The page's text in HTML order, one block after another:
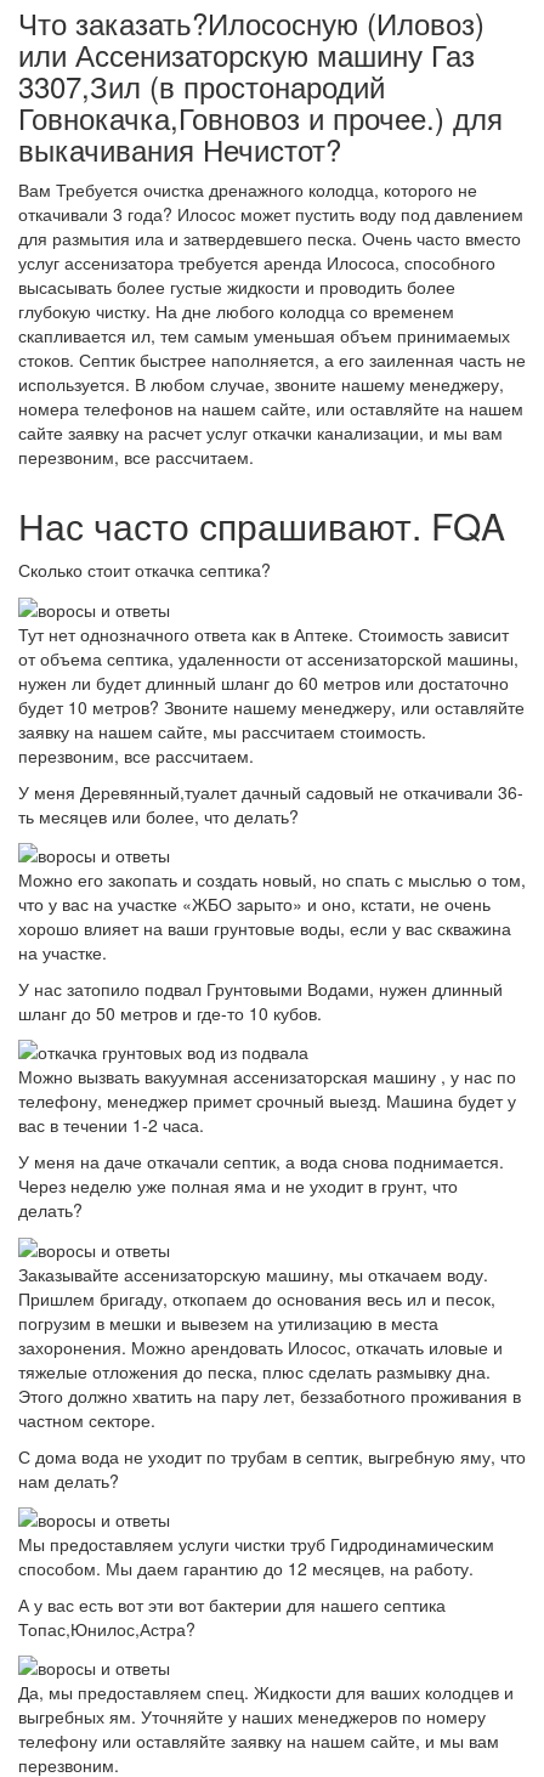
Что заказать?Илососную (Иловоз)
или Ассенизаторскую машину Газ
3307,Зил (в простонародий
Говнокачка,Говновоз и прочее.) для
выкачивания Нечистот?
Вам Требуется очистка дренажного колодца, которого не
откачивали 3 года? Илосос может пустить воду под давлением
для размытия ила и затвердевшего песка. Очень часто вместо
услуг ассенизатора требуется аренда Илососа, способного
высасывать более густые жидкости и проводить более
глубокую чистку. На дне любого колодца со временем
скапливается ил, тем самым уменьшая объем принимаемых
стоков. Септик быстрее наполняется, а его заиленная часть не
используется. В любом случае, звоните нашему менеджеру,
номера телефонов на нашем сайте, или оставляйте на нашем
сайте заявку на расчет услуг откачки канализации, и мы вам
перезвоним, все рассчитаем.
Нас часто спрашивают. FQA
Сколько стоит откачка септика?
Тут нет однозначного ответа как в Аптеке. Стоимость зависит
от объема септика, удаленности от ассенизаторской машины,
нужен ли будет длинный шланг до 60 метров или достаточно
будет 10 метров? Звоните нашему менеджеру, или оставляйте
заявку на нашем сайте, мы рассчитаем стоимость.
перезвоним, все рассчитаем.
У меня Деревянный,туалет дачный садовый не откачивали 36-
ть месяцев или более, что делать?
Можно его закопать и создать новый, но спать с мыслью о том,
что у вас на участке «ЖБО зарыто» и оно, кстати, не очень
хорошо влияет на ваши грунтовые воды, если у вас скважина
на участке.
У нас затопило подвал Грунтовыми Водами, нужен длинный
шланг до 50 метров и где-то 10 кубов.
Можно вызвать вакуумная ассенизаторская машину , у нас по
телефону, менеджер примет срочный выезд. Машина будет у
вас в течении 1-2 часа.
У меня на даче откачали септик, а вода снова поднимается.
Через неделю уже полная яма и не уходит в грунт, что
делать?
Заказывайте ассенизаторскую машину, мы откачаем воду.
Пришлем бригаду, откопаем до основания весь ил и песок,
погрузим в мешки и вывезем на утилизацию в места
захоронения. Можно арендовать Илосос, откачать иловые и
тяжелые отложения до песка, плюс сделать размывку дна.
Этого должно хватить на пару лет, беззаботного проживания в
частном секторе.
С дома вода не уходит по трубам в септик, выгребную яму, что
нам делать?
Мы предоставляем услуги чистки труб Гидродинамическим
способом. Мы даем гарантию до 12 месяцев, на работу.
А у вас есть вот эти вот бактерии для нашего септика
Топас,Юнилос,Астра?
Да, мы предоставляем спец. Жидкости для ваших колодцев и
выгребных ям. Уточняйте у наших менеджеров по номеру
телефону или оставляйте заявку на нашем сайте, и мы вам
перезвоним.